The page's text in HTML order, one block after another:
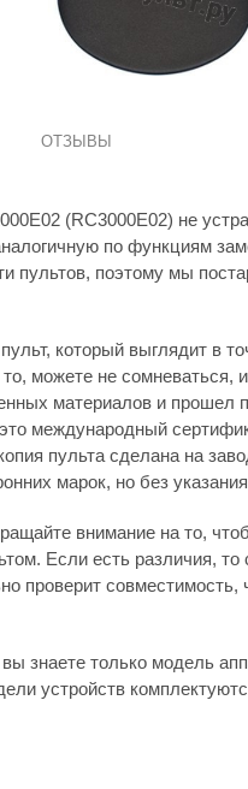
ОТЗЫВЫ
(RC3000E02) не
по функциям
пультов, поэтому мы
который выглядит в
можете не сомневаться,
материалов и прошел
международный
пульта сделана на
марок, но без
внимание на то,
Если есть различия,
проверит
вы знаете только модель
устройств